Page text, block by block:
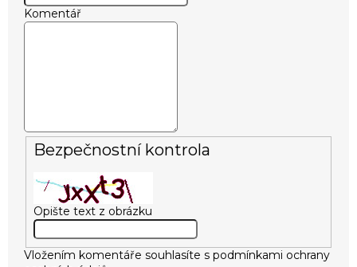
Komentář
Bezpečnostní kontrola
Opište text z obrázku
Vložením komentáře souhlasíte s podmínkami ochrany